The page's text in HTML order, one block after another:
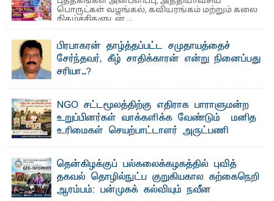
பொருட்கள் வழங்கல், கவியரங்கம் மற்றும் கலை
நிகழ்ச்சிகளுடன் ...
பிரபாகரன் தாழ்த்தப்பட்ட சமுதாயத்தைச்
சேர்ந்தவர், கீழ் சாதிக்காரன் என்று நினைப்பது
சரியா..?
NGO சட்டமூலத்திற்கு எதிராக பாராளுமன்ற
உறுப்பினர்கள் வாக்களிக்க வேண்டும் – மனித
உரிமைகள் செயற்பாட்டாளர் அருட்பணி
லூக்ஜோன் வேண்டுகோள்
ஜே. எப். காமிலா பேகம்- இ லங்கை அரசாங்கம் அரசுசாரா
அமைப்புகள் (NGO) தொடர்பான புதிய சட்டமூலத்தை ...
தென்கிழக்குப் பல்கலைக்கழகத்தில் புவித்
தகவல் தொழில்நுட்ப குறுகியகால கற்கைநெறி
ஆரம்பம்: பன்முகக் கல்வியும் நவீன